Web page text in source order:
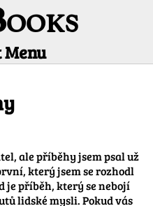
ale příběhy jsem psal už
který jsem se rozhodl
je příběh, který se nebojí
lidské mysli. Pokud vás